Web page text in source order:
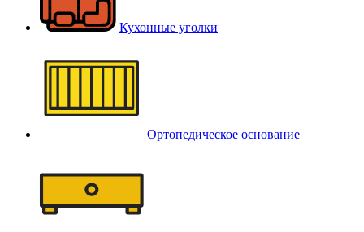
Кухонные уголки
Ортопедическое основание